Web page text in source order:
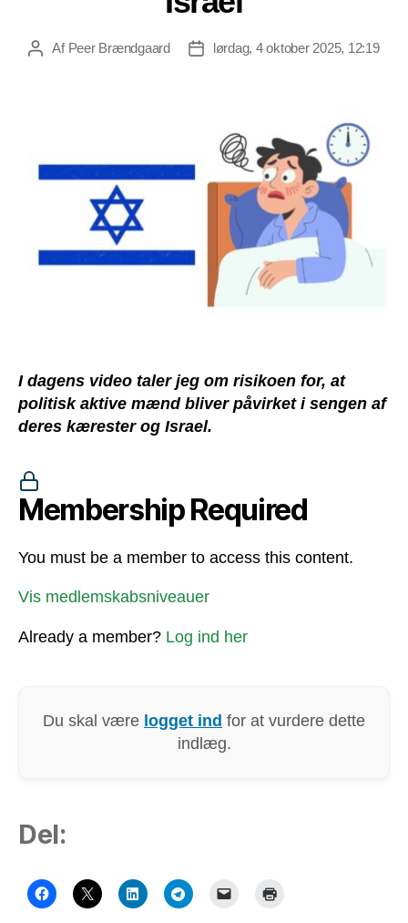
Indlægsforfatter
Af Peer Brændgaard Indlægsdato
lørdag, 4 oktober 2025, 12:19
I dagens video taler jeg om risikoen for, at
politisk aktive mænd bliver påvirket i sengen af
deres kærester og Israel.
Membership Required
You must be a member to access this content.
Vis medlemskabsniveauer
Already a member? Log ind her
Du skal være logget ind for at vurdere dette
indlæg.
Del: